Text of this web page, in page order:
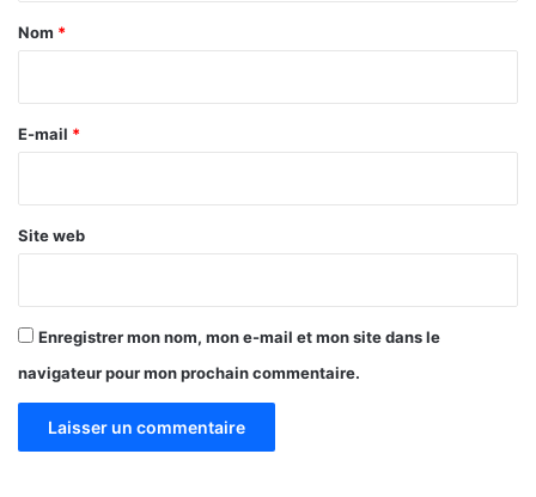
a
t
o
n
!
a
e
Nom *
E-mail *
Site web
Enregistrer mon nom, mon e-mail et mon site dans le
navigateur pour mon prochain commentaire.